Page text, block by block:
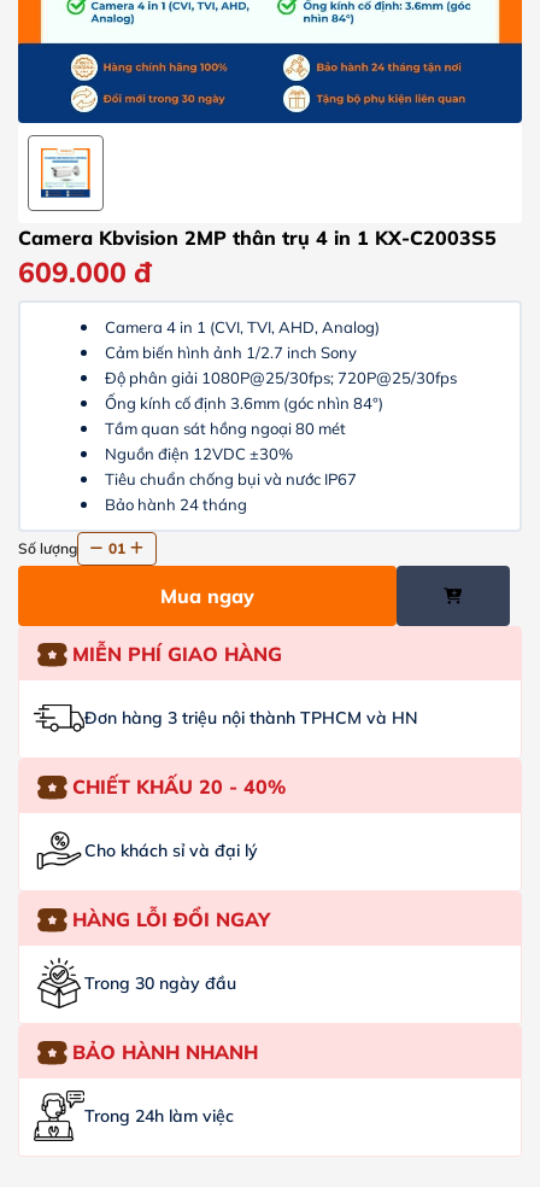
Camera Kbvision 2MP thân trụ 4 in 1 KX-C2003S5
609.000 đ
Camera 4 in 1 (CVI, TVI, AHD, Analog)
Cảm biến hình ảnh 1/2.7 inch Sony
Độ phân giải 1080P@25/30fps; 720P@25/30fps
Ống kính cố định 3.6mm (góc nhìn 84°)
Tầm quan sát hồng ngoại 80 mét
Nguồn điện 12VDC ±30%
Tiêu chuẩn chống bụi và nước IP67
Bảo hành 24 tháng
Số lượng 01
Mua ngay
MIỄN PHÍ GIAO HÀNG
Đơn hàng 3 triệu nội thành TPHCM và HN
CHIẾT KHẤU 20 - 40%
Cho khách sỉ và đại lý
HÀNG LỖI ĐỔI NGAY
Trong 30 ngày đầu
BẢO HÀNH NHANH
Trong 24h làm việc